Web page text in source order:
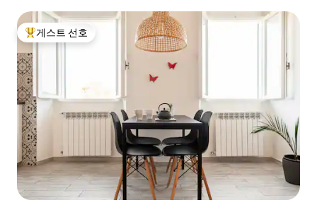
상위 게스트 선호
게스트 선호